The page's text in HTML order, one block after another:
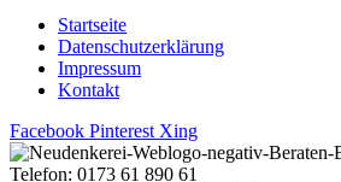
Startseite
Datenschutzerklärung
Impressum
Kontakt
Facebook Pinterest Xing
Telefon: 0173 61 890 61